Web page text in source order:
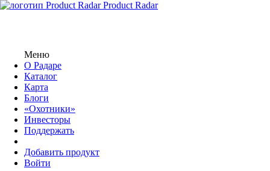
Product Radar
Меню
О Радаре
Каталог
Карта
Блоги
«Охотники»
Инвесторы
Поддержать
Добавить продукт
Войти